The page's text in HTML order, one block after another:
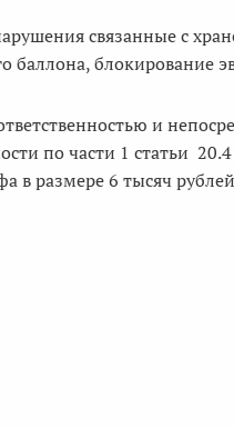
связанные с
баллона, блокирование
и
по части 1 статьи
в размере 6 тысяч